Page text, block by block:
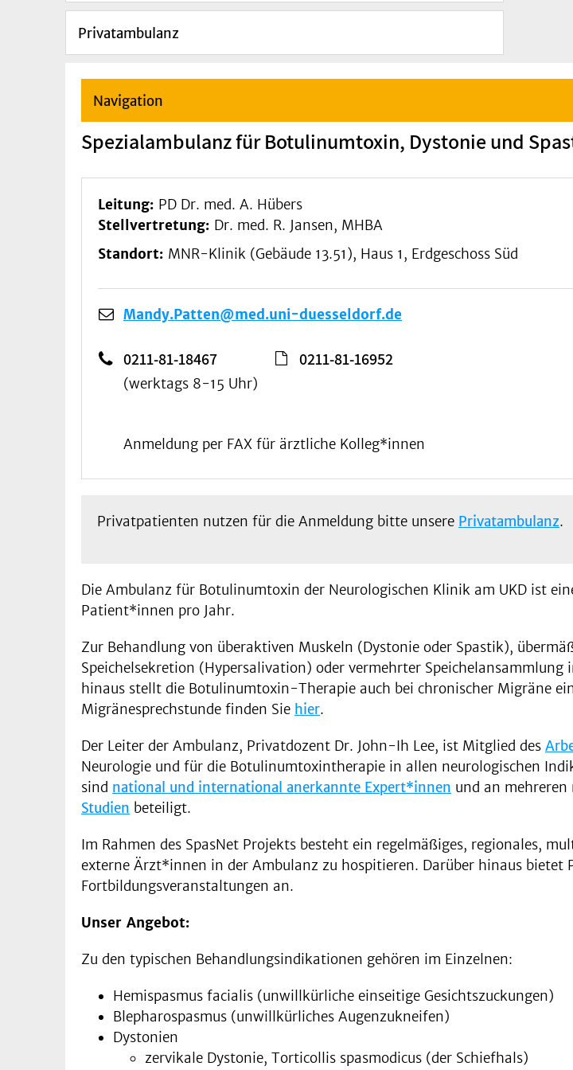
Privatambulanz
Navigation
Spezialambulanz für Botulinumtoxin, Dystonie und
Leitung: PD Dr. med. A. Hübers
Stellvertretung: Dr. med. R. Jansen, MHBA
Standort: MNR-Klinik (Gebäude 13.51), Haus 1, Erdgeschoss Süd
Mandy.Patten@med.uni-duesseldorf.de
0211-81-18467
(werktags 8-15 Uhr)
0211-81-16952
Anmeldung per FAX für ärztliche Kolleg*innen
Privatpatienten nutzen für die Anmeldung bitte unsere Privatambulanz.
Die Ambulanz für Botulinumtoxin der Neurologischen Klinik am UKD ist
Patient*innen pro Jahr.
Zur Behandlung von überaktiven Muskeln (Dystonie oder Spastik),
Speichelsekretion (Hypersalivation) oder vermehrter
hinaus stellt die Botulinumtoxin-Therapie auch bei chronischer Migräne
Migränesprechstunde finden Sie hier.
Der Leiter der Ambulanz, Privatdozent Dr. John-Ih Lee, ist Mitglied des
Neurologie und für die Botulinumtoxintherapie in allen neurologischen
sind national und international anerkannte Expert*innen und an
Studien beteiligt.
Im Rahmen des SpasNet Projekts besteht ein regelmäßiges, regionales,
externe Ärzt*innen in der Ambulanz zu hospitieren. Darüber hinaus bietet
Fortbildungsveranstaltungen an.
Unser Angebot:
Zu den typischen Behandlungsindikationen gehören im Einzelnen:
Hemispasmus facialis (unwillkürliche einseitige Gesichtszuckungen)
Blepharospasmus (unwillkürliches Augenzukneifen)
Dystonien
zervikale Dystonie, Torticollis spasmodicus (der Schiefhals)